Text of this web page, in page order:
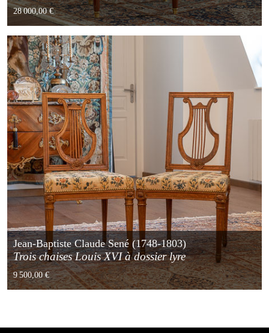
28 000,00 €
Jean-Baptiste Claude Sené (1748-1803)
Trois chaises Louis XVI à dossier lyre
9 500,00 €